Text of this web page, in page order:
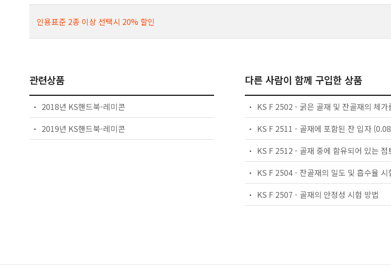
인용표준 2종 이상 선택시 20% 할인
관련상품
2018년 KS핸드북-레미콘
2019년 KS핸드북-레미콘
다른 사람이 함께 구입한 상품
KS F 2507 - 골재의 안정성 시험 방법